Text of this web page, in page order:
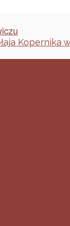
Kopernika